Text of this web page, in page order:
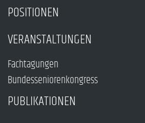
POSITIONEN
VERANSTALTUNGEN
Fachtagungen
Bundesseniorenkongress
PUBLIKATIONEN